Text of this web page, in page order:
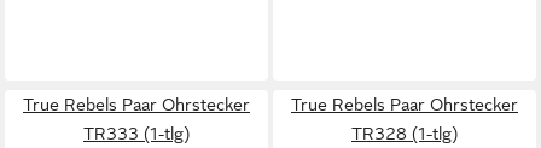
True Rebels Paar Ohrstecker
TR333 (1-tlg)
True Rebels Paar Ohrstecker
TR328 (1-tlg)